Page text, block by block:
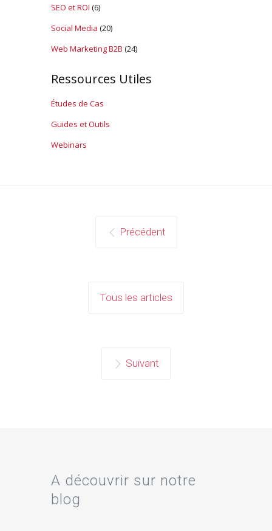
SEO et ROI (6)
Social Media (20)
Web Marketing B2B (24)
Ressources Utiles
Études de Cas
Guides et Outils
Webinars
Précédent
Tous les articles
Suivant
A découvrir sur notre
blog